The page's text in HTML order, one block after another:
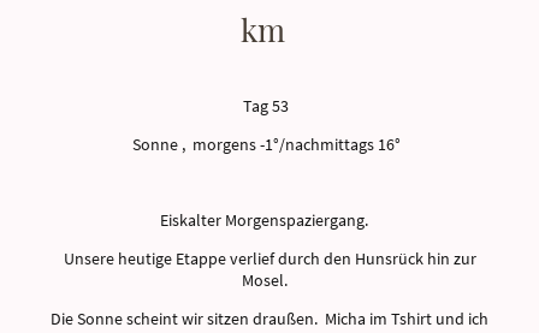
km
Tag 53
Sonne , morgens -1°/nachmittags 16°
Eiskalter Morgenspaziergang.
Unsere heutige Etappe verlief durch den Hunsrück hin zur
Mosel.
Die Sonne scheint wir sitzen draußen. Micha im Tshirt und ich